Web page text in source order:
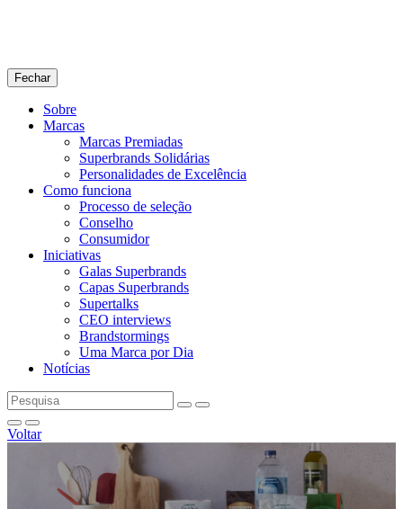
Fechar
Sobre
Marcas
Marcas Premiadas
Superbrands Solidárias
Personalidades de Excelência
Como funciona
Processo de seleção
Conselho
Consumidor
Iniciativas
Galas Superbrands
Capas Superbrands
Supertalks
CEO interviews
Brandstormings
Uma Marca por Dia
Notícias
Voltar